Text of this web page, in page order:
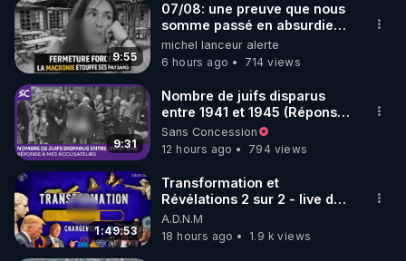
▶ 30 jours gratuit sur l’application de méditation et
de bien-être ENVOL :
Rendez-vous sur https://www.envol.app/code
le code : REGENERE
9:55
07/08: une preuve que nous
somme passé en absurdie
une dictature qui veut faire
taire ses opposant !
michel lanceur alerte
6 hours ago
714 views
9:31
Nombre de juifs disparus
entre 1941 et 1945 (Réponse
à mes accusateurs)
Sans Concession
12 hours ago
794 views
1:49:53
Transformation et
Révélations 2 sur 2 - live du
07/08/26
A.D.N.M
18 hours ago
1.9 k views